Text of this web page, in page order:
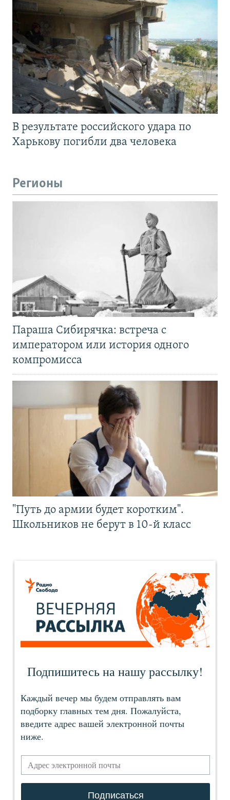
В результате российского удара по
Харькову погибли два человека
Регионы
Параша Сибирячка: встреча с
императором или история одного
компромисса
"Путь до армии будет коротким".
Школьников не берут в 10-й класс